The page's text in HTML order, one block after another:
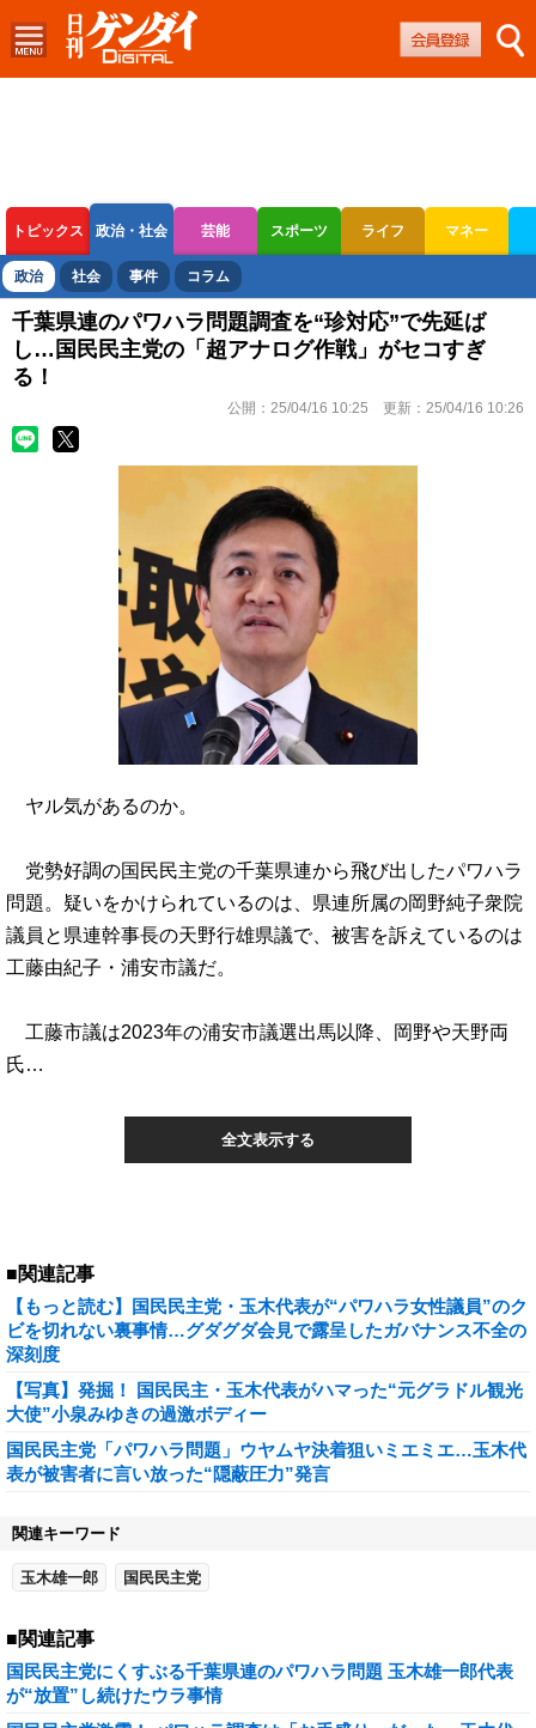
トピックス 政治・社会 芸能 スポーツ ライフ マネー
ボートレース 競輪 オートレース
政治 社会 事件 コラム
千葉県連のパワハラ問題調査を“珍対応”で先延ば
し…国民民主党の「超アナログ作戦」がセコすぎ
る！
公開： 25/04/16 10:25 更新： 25/04/16 10:26
ヤル気があるのか。
党勢好調の国民民主党の千葉県連から飛び出したパワハラ
問題。疑いをかけられているのは、県連所属の岡野純子衆院
議員と県連幹事長の天野行雄県議で、被害を訴えているのは
工藤由紀子・浦安市議だ。
工藤市議は2023年の浦安市議選出馬以降、岡野や天野両
氏…
全文表示する
■関連記事
【もっと読む】国民民主党・玉木代表が“パワハラ女性議員”のク
ビを切れない裏事情…グダグダ会見で露呈したガバナンス不全の
深刻度
【写真】発掘！ 国民民主・玉木代表がハマった“元グラドル観光
大使”小泉みゆきの過激ボディー
国民民主党「パワハラ問題」ウヤムヤ決着狙いミエミエ…玉木代
表が被害者に言い放った“隠蔽圧力”発言
関連キーワード
玉木雄一郎 国民民主党
■関連記事
国民民主党にくすぶる千葉県連のパワハラ問題 玉木雄一郎代表
が“放置”し続けたウラ事情